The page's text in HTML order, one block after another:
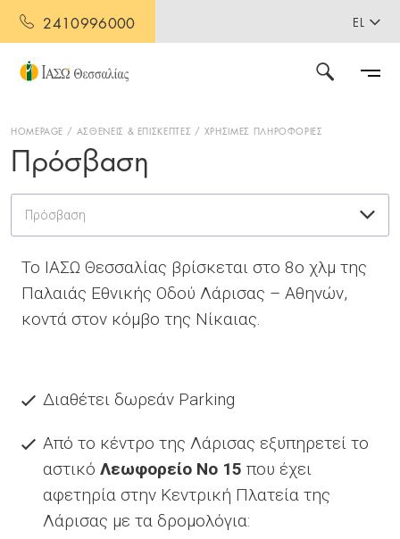
2410996000 EL
HOMEPAGE ΑΣΘΕΝΕΙΣ & ΕΠΙΣΚΕΠΤΕΣ ΧΡΗΣΙΜΕΣ ΠΛΗΡΟΦΟΡΙΕΣ
Πρόσβαση
Πρόσβαση
Το ΙΑΣΩ Θεσσαλίας βρίσκεται στο 8ο χλμ της
Παλαιάς Εθνικής Οδού Λάρισας – Αθηνών,
κοντά στον κόμβο της Νίκαιας.
Διαθέτει δωρεάν Parking
Από το κέντρο της Λάρισας εξυπηρετεί το
αστικό Λεωφορείο Νο 15 που έχει
αφετηρία στην Κεντρική Πλατεία της
Λάρισας με τα δρομολόγια: